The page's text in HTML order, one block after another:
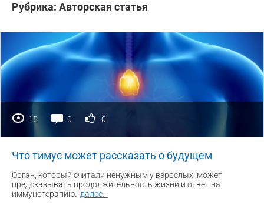
Рубрика: Авторская статья
15 0 0
Что тимус может рассказать о будущем
Орган, который считали ненужным у взрослых, может
предсказывать продолжительность жизни и ответ на
иммунотерапию. далее...